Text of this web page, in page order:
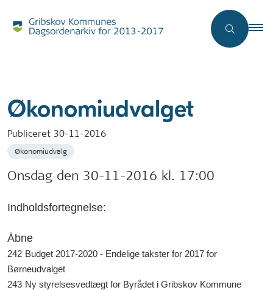
Økonomiudvalget
Publiceret 30-11-2016
Økonomiudvalg
Onsdag den 30-11-2016 kl. 17:00
Indholdsfortegnelse:
Åbne
242 Budget 2017-2020 - Endelige takster for 2017 for
Børneudvalget
243 Ny styrelsesvedtægt for Byrådet i Gribskov Kommune